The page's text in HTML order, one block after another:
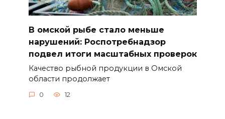
В омской рыбе стало меньше
нарушений: Роспотребнадзор
подвел итоги масштабных проверок
Качество рыбной продукции в Омской
области продолжает
0 12